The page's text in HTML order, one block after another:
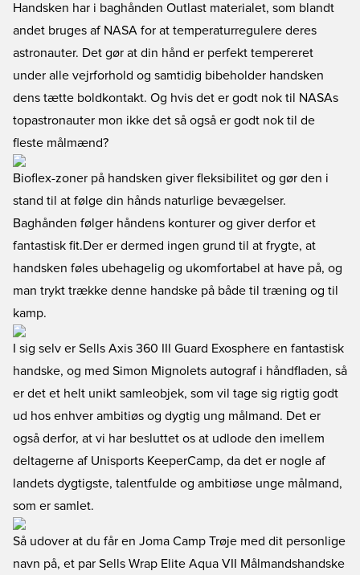
Handsken har i baghånden Outlast materialet, som blandt
andet bruges af NASA for at temperaturregulere deres
astronauter. Det gør at din hånd er perfekt tempereret
under alle vejrforhold og samtidig bibeholder handsken
dens tætte boldkontakt. Og hvis det er godt nok til NASAs
topastronauter mon ikke det så også er godt nok til de
fleste målmænd?
Bioflex-zoner på handsken giver fleksibilitet og gør den i
stand til at følge din hånds naturlige bevægelser.
Baghånden følger håndens konturer og giver derfor et
fantastisk fit.Der er dermed ingen grund til at frygte, at
handsken føles ubehagelig og ukomfortabel at have på, og
man trykt trække denne handske på både til træning og til
kamp.
I sig selv er Sells Axis 360 III Guard Exosphere en fantastisk
handske, og med Simon Mignolets autograf i håndfladen, så
er det et helt unikt samleobjek, som vil tage sig rigtig godt
ud hos enhver ambitiøs og dygtig ung målmand. Det er
også derfor, at vi har besluttet os at udlode den imellem
deltagerne af Unisports KeeperCamp, da det er nogle af
landets dygtigste, talentfulde og ambitiøse unge målmand,
som er samlet.
Så udover at du får en Joma Camp Trøje med dit personlige
navn på, et par Sells Wrap Elite Aqua VII Målmandshandske